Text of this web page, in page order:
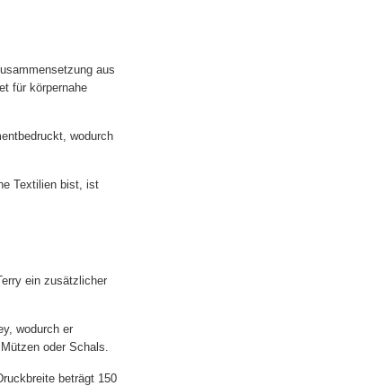
aus
für körpernahe
wodurch
Textilien bist, ist
ein zusätzlicher
wodurch er
oder Schals.
beträgt 150